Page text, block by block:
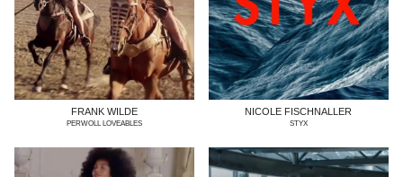
FRANK WILDE
PERWOLL LOVEABLES
NICOLE FISCHNALLER
STYX